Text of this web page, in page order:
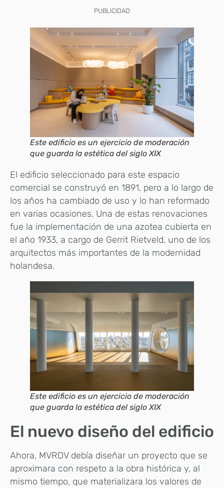
PUBLICIDAD
Este edificio es un ejercicio de moderación
que guarda la estética del siglo XIX
El edificio seleccionado para este espacio
comercial se construyó en 1891, pero a lo largo de
los años ha cambiado de uso y lo han reformado
en varias ocasiones. Una de estas renovaciones
fue la implementación de una azotea cubierta en
el año 1933, a cargo de Gerrit Rietveld, uno de los
arquitectos más importantes de la modernidad
holandesa.
Este edificio es un ejercicio de moderación
que guarda la estética del siglo XIX
El nuevo diseño del edificio
Ahora, MVRDV debía diseñar un proyecto que se
aproximara con respeto a la obra histórica y, al
mismo tiempo, que materializara los valores de